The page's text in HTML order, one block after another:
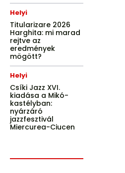
Helyi
Titularizare 2026
Harghita: mi marad
rejtve az
eredmények
mögött?
Helyi
Csíki Jazz XVI.
kiadása a Mikó-
kastélyban:
nyárzáró
jazzfesztivál
Miercurea-Ciucen